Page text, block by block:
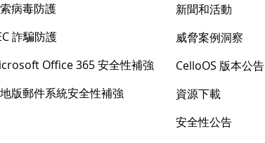
力雲嘉區網中心圓滿舉辦資安
病毒防護
詐騙防護
Office 365 安全性補強
版郵件系統安全性補強
新聞和活動
威脅案例洞察
​​CelloOS 版本公告
資源下載
安全性公告